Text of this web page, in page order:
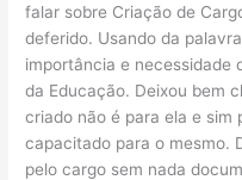
falar sobre Criação de
deferido. Usando da
importância e necessidade
da Educação. Deixou bem
criado não é para ela e sim
capacitado para o mesmo.
pelo cargo sem nada